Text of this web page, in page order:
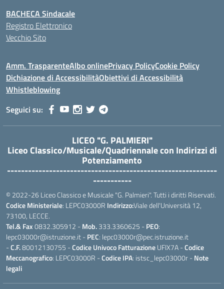
BACHECA Sindacale
Registro Elettronico
Vecchio Sito
Amm. TrasparenteAlbo onlinePrivacy PolicyCookie Policy
Dichiazione di AccessibilitàObiettivi di Accessibilità
Whistleblowing
Seguici su:
LICEO "G. PALMIERI"
Liceo Classico/Musicale/Quadriennale con Indirizzi di
Potenziamento
------------------------------------------------------------
-----------
© 2022-26 Liceo Classico e Musicale "G. Palmieri". Tutti i diritti Riservati.
Codice Ministeriale: LEPC03000R Indirizzo:Viale dell'Università 12,
73100, LECCE.
Tel.& Fax0832.305912 - Mob.333.3360625 - PEO:
lepc03000r@istruzione.it - PEC: lepc03000r@pec.istruzione.it
-C.F.80012130755 -Codice Univoco FatturazioneUFIX7A -Codice
Meccanografico: LEPC03000R -Codice IPA: istsc_lepc03000r - Note
legali